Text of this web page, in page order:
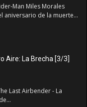
Man Miles Morales
aniversario de la muerte...
Aire: La Brecha [3/3]
Last Airbender - La